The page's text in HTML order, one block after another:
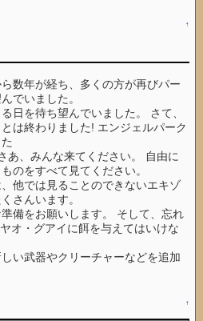
↑
数年が経ち、多くの方が再びパー
でいました。
日を待ち望んでいました。 さて、
は終わりました! エンジェルパーク
あ、みんな来てください。 自由に
のをすべて見てください。
他では見ることのできないエキゾ
さんいます。
備をお願いします。 そして、忘れ
オ・グアイに餌を与えてはいけな
い武器やクリーチャーなどを追加
↑